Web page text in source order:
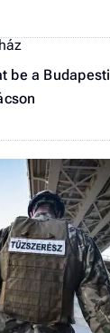
be a Budapesti